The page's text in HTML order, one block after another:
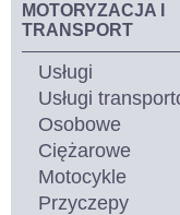
MOTORYZACJA I
TRANSPORT
Usługi
Usługi
Osobowe
Ciężarowe
Motocykle
Przyczepy